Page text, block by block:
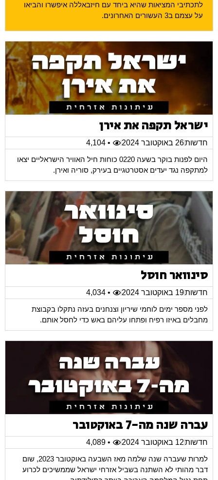
לתכתיבי המציאות שהיא ביחד עם חיזבאללה איפשרו והביאו
על עצמם ב3 העשורים האחרונים.
ישראל תקפה את אירן
חדשות26 באוקטובר 2024
• 4,104
היום לפנות בוקר בשעה 0220 כוחות חיל האוויר הישראליים יצאו
למתקפה נגד יעדים אסטרטגיים בעירק, סוריה ואירן.
סינוואר חוסל
חדשות19 באוקטובר 2024
• 4,034
לפני מספר ימים לוחמי שיריון וצנחנים בעזה נתקלו בקבוצת
מחבלים באיזו רפיח ופתחו עליהם באש כדי לחסל אותם.
עברה שנה מה-7 באוקטובר
חדשות12 באוקטובר 2024
• 4,089
למרות שעברה שנה שלמה מאז השבעה באוקטובר 2023, שום
דבר מהותי לא השתנה בשביל אזרחי ישראל שממשיכים לכרוע